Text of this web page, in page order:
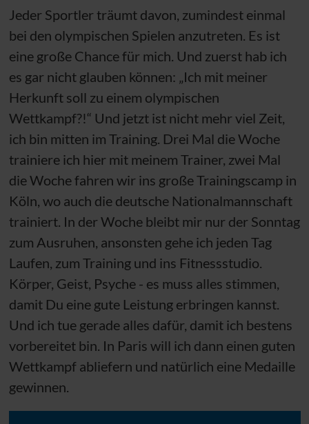
Jeder Sportler träumt davon, zumindest einmal
bei den olympischen Spielen anzutreten. Es ist
eine große Chance für mich. Und zuerst hab ich
es gar nicht glauben können: „Ich mit meiner
Herkunft soll zu einem olympischen
Wettkampf?!“ Und jetzt ist nicht mehr viel Zeit,
ich bin mitten im Training. Drei Mal die Woche
trainiere ich hier mit meinem Trainer, zwei Mal
die Woche fahren wir ins große Trainingscamp in
Köln, wo auch die deutsche Nationalmannschaft
trainiert. In der Woche bleibt mir nur der Sonntag
zum Ausruhen, ansonsten gehe ich jeden Tag
Laufen, zum Training und ins Fitnessstudio.
Körper, Geist, Psyche - es muss alles stimmen,
damit Du eine gute Leistung erbringen kannst.
Und ich tue gerade alles dafür, damit ich bestens
vorbereitet bin. In Paris will ich dann einen guten
Wettkampf abliefern und natürlich eine Medaille
gewinnen.